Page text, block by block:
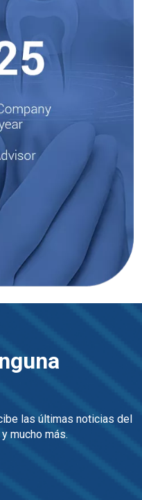
las últimas noticias del
mucho más.